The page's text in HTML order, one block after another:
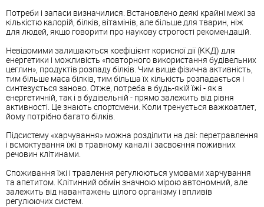
Потреби і запаси визначилися. Встановлено деякі крайні межі за
кількістю калорій, білків, вітамінів, але більше для тварин, ніж
для людей, якщо говорити про наукову строгості рекомендацій.
Невідомими залишаються коефіцієнт корисної дії (ККД) для
енергетики і можливість «повторного використання будівельних
цеглин», продуктів розпаду білків. Чим вище фізична активність,
тим більше маса білків, тим більша їх кількість розпадається і
синтезується заново. Отже, потреба в будь-якій їжі - як в
енергетичній, так і в будівельній - прямо залежить від рівня
активності. Це знають спортсмени. Коли тренується важкоатлет,
йому потрібно багато білків.
Підсистему «харчування» можна розділити на дві: перетравлення
і всмоктування їжі в травному каналі і засвоєння поживних
речовин клітинами.
Споживання їжі і травлення регулюються умовами харчування
та апетитом. Клітинний обмін значною мірою автономний, але
залежить від навантажень цілого організму і впливів
регулюючих систем.